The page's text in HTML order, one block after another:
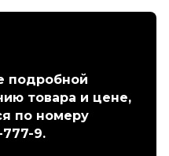
подробной
товара и цене,
по номеру
777-9.